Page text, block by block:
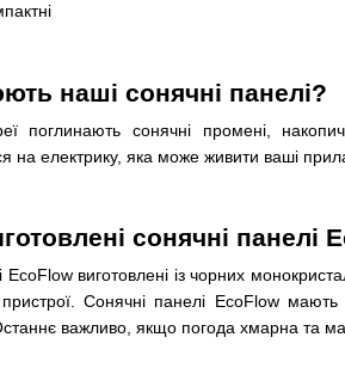
наші сонячні панелі?
поглинають сонячні промені,
на електрику, яка може живити ваші
сонячні панелі
EcoFlow виготовлені із чорних
пристрої. Сонячні панелі EcoFlow
важливо, якщо погода хмарна та